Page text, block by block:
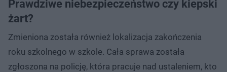
Prawdziwe niebezpieczeństwo czy kiepski
żart?
Zmieniona została również lokalizacja zakończenia
roku szkolnego w szkole. Cała sprawa została
zgłoszona na policję, która pracuje nad ustaleniem, kto